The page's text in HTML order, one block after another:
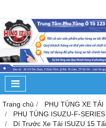
Trang chủ
PHỤ TÙNG XE TẢI
PHỤ TÙNG ISUZU-F-SERIES
Dí Trước Xe Tải ISUZU 15